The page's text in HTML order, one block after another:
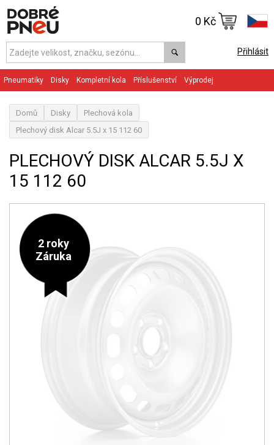
Přihlásit
0 Kč
Pneumatiky Disky Kompletní kola Příslušenství Výprodej
Domů Disky
Plechová kola
Plechový disk Alcar 5.5J x 15 112 60
PLECHOVÝ DISK ALCAR 5.5J X
15 112 60
2 roky
Záruka